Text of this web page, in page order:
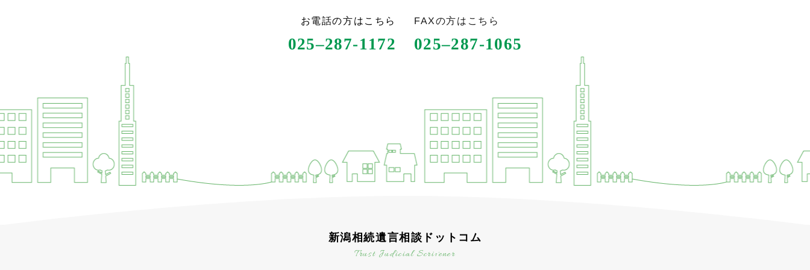
お電話の方はこちら
025–287-1172
FAXの方はこちら
025–287-1065
新潟相続遺言相談ドットコム
Trust Judicial Scrivener